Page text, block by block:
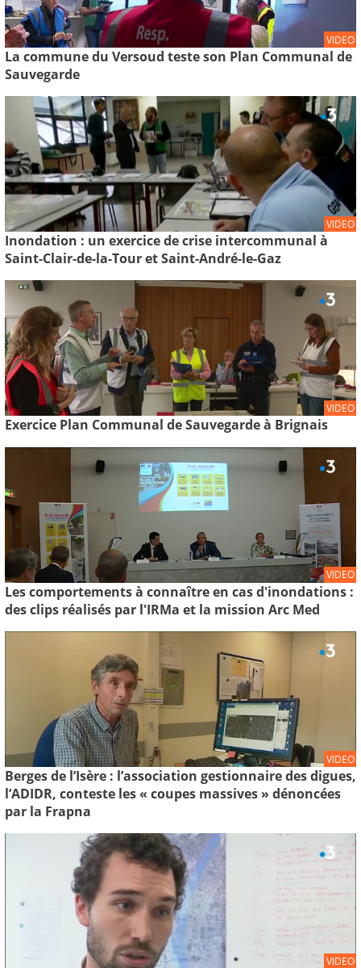
VIDEO
La commune du Versoud teste son Plan Communal de
Sauvegarde
VIDEO
Inondation : un exercice de crise intercommunal à
Saint-Clair-de-la-Tour et Saint-André-le-Gaz
VIDEO
Exercice Plan Communal de Sauvegarde à Brignais
VIDEO
Les comportements à connaître en cas d'inondations :
des clips réalisés par l'IRMa et la mission Arc Med
VIDEO
Berges de l’Isère : l’association gestionnaire des digues,
l’ADIDR, conteste les « coupes massives » dénoncées
par la Frapna
VIDEO